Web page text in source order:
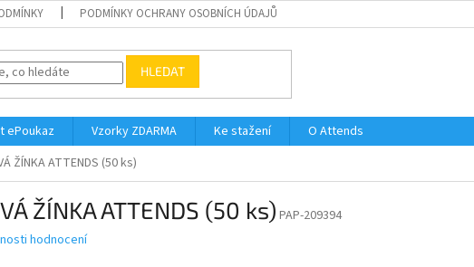
PODMÍNKY OCHRANY OSOBNÍCH ÚDAJŮ
HLEDAT
ePoukaz Vzorky ZDARMA Ke stažení
O Attends
ŽÍNKA ATTENDS (50 ks)
ŽÍNKA ATTENDS (50 ks) PAP-209394
hodnocení